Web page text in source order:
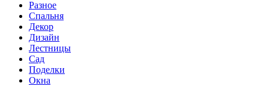
Разное
Спальня
Декор
Дизайн
Лестницы
Сад
Поделки
Окна